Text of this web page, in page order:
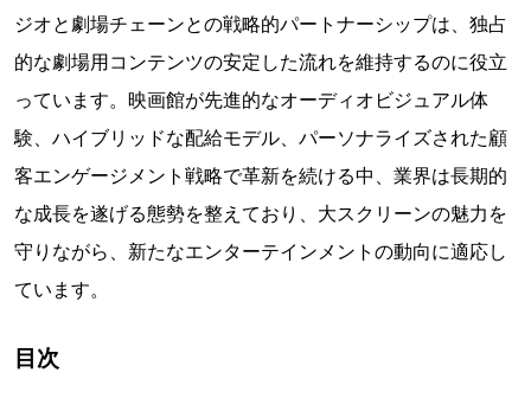
ジオと劇場チェーンとの戦略的パートナーシップは、独占
的な劇場用コンテンツの安定した流れを維持するのに役立
っています。映画館が先進的なオーディオビジュアル体
験、ハイブリッドな配給モデル、パーソナライズされた顧
客エンゲージメント戦略で革新を続ける中、業界は長期的
な成長を遂げる態勢を整えており、大スクリーンの魅力を
守りながら、新たなエンターテインメントの動向に適応し
ています。
目次